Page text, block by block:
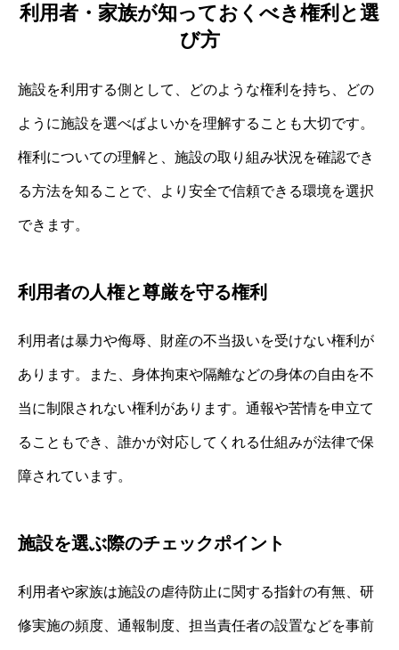
利用者・家族が知っておくべき権利と選
び方
施設を利用する側として、どのような権利を持ち、どの
ように施設を選べばよいかを理解することも大切です。
権利についての理解と、施設の取り組み状況を確認でき
る方法を知ることで、より安全で信頼できる環境を選択
できます。
利用者の人権と尊厳を守る権利
利用者は暴力や侮辱、財産の不当扱いを受けない権利が
あります。また、身体拘束や隔離などの身体の自由を不
当に制限されない権利があります。通報や苦情を申立て
ることもでき、誰かが対応してくれる仕組みが法律で保
障されています。
施設を選ぶ際のチェックポイント
利用者や家族は施設の虐待防止に関する指針の有無、研
修実施の頻度、通報制度、担当責任者の設置などを事前